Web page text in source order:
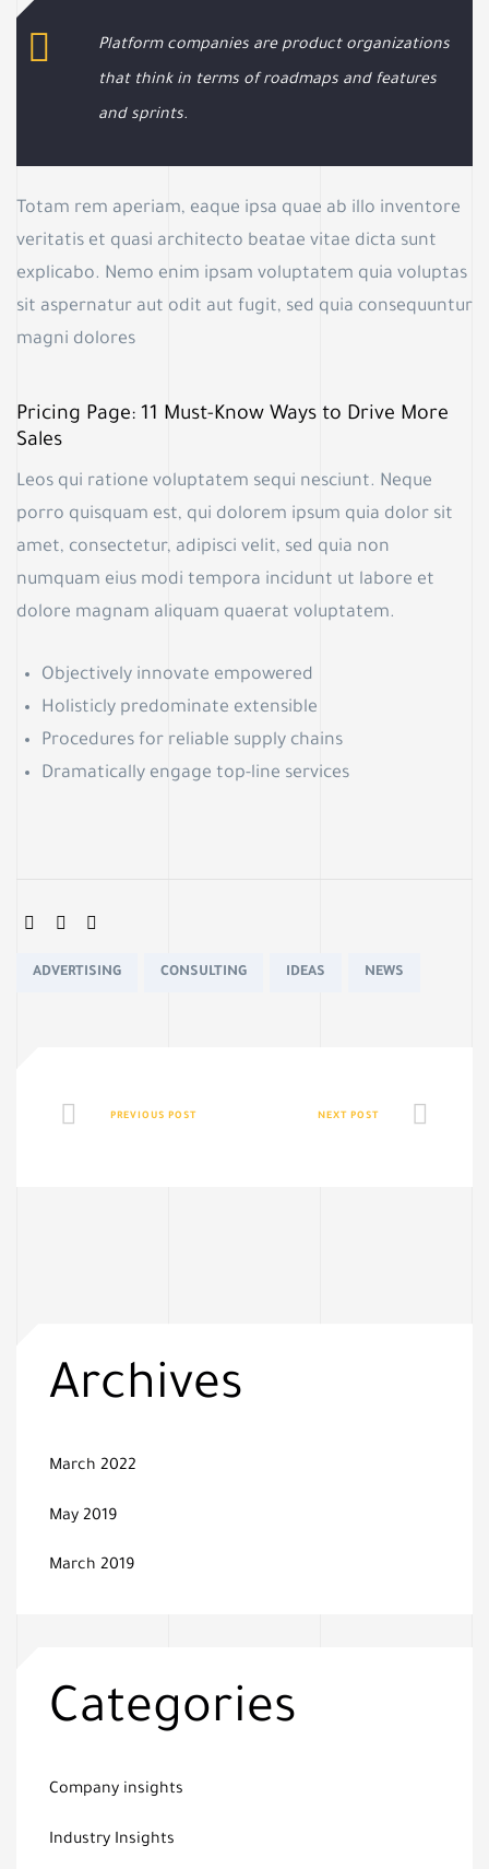
Platform companies are product organizations
that think in terms of roadmaps and features
and sprints.
Totam rem aperiam, eaque ipsa quae ab illo inventore
veritatis et quasi architecto beatae vitae dicta sunt
explicabo. Nemo enim ipsam voluptatem quia voluptas
sit aspernatur aut odit aut fugit, sed quia consequuntur
magni dolores
Pricing Page: 11 Must-Know Ways to Drive More
Sales
Leos qui ratione voluptatem sequi nesciunt. Neque
porro quisquam est, qui dolorem ipsum quia dolor sit
amet, consectetur, adipisci velit, sed quia non
numquam eius modi tempora incidunt ut labore et
dolore magnam aliquam quaerat voluptatem.
Objectively innovate empowered
Holisticly predominate extensible
Procedures for reliable supply chains
Dramatically engage top-line services
SHARE:
Tags:
ADVERTISING CONSULTING IDEAS NEWS
PREVIOUS POST NEXT POST
Archives
March 2022
May 2019
March 2019
Categories
Company insights
Industry Insights